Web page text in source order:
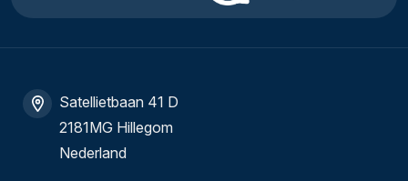
Satellietbaan 41 D
2181MG Hillegom
Nederland